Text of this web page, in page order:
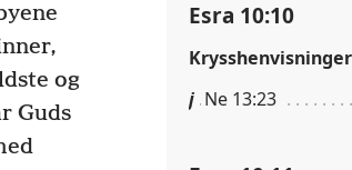
og
Guds
Esra 10:10
Krysshenvisninger
j Ne 13:23